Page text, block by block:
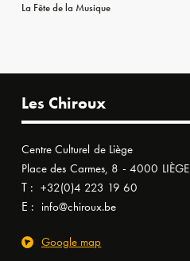
La Fête de la Musique
Les Chiroux
Centre Culturel de Liège
Place des Carmes, 8 - 4000 LIÈGE
T : +32(0)4 223 19 60
E : info@chiroux.be
Google map